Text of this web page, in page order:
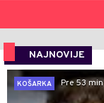
NAJNOVIJE
KOŠARKA
Pre 53 min